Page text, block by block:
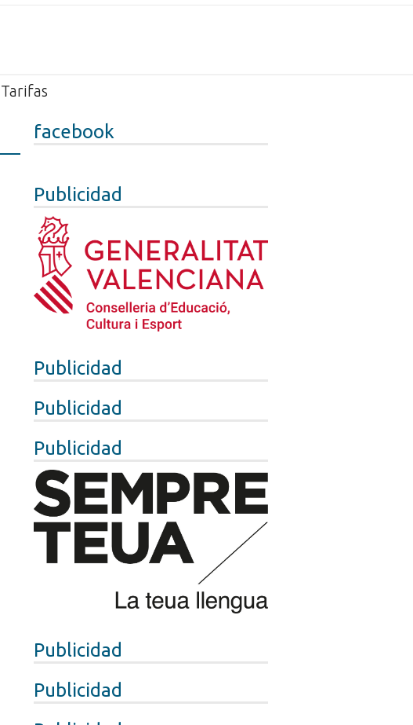
Tarifas
facebook
Publicidad
Publicidad
Publicidad
Publicidad
Publicidad
Publicidad